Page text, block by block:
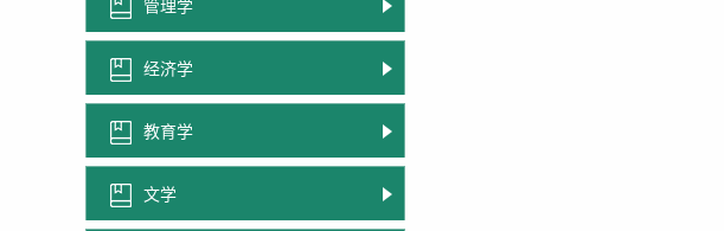
管理学
经济学
教育学
文学